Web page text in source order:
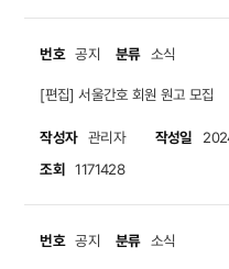
번호 공지 분류 소식
[편집] 서울간호 회원 원고 모집
작성자 관리자 작성일
조회 1171428
번호 공지 분류 소식